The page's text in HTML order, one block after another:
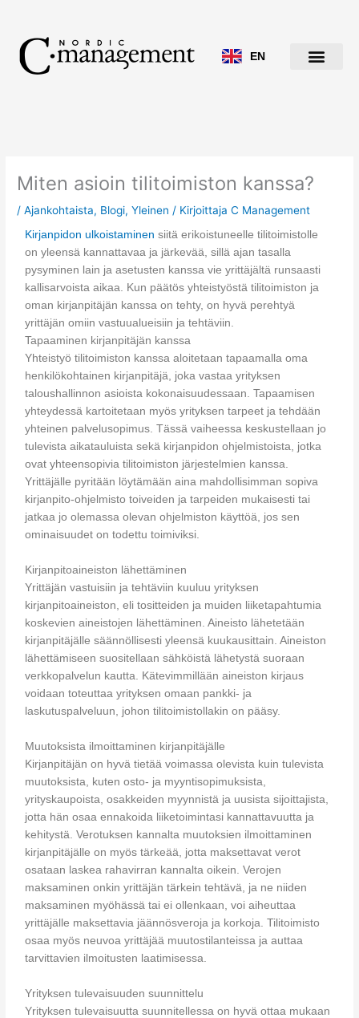
EN
Miten asioin tilitoimiston kanssa?
/Ajankohtaista, Blogi,Yleinen / KirjoittajaC Management
Kirjanpidon ulkoistaminen siitä erikoistuneelle tilitoimistolle
on yleensä kannattavaa ja järkevää, sillä ajan tasalla
pysyminen lain ja asetusten kanssa vie yrittäjältä runsaasti
kallisarvoista aikaa. Kun päätös yhteistyöstä tilitoimiston ja
oman kirjanpitäjän kanssa on tehty, on hyvä perehtyä
yrittäjän omiin vastuualueisiin ja tehtäviin.
Tapaaminen kirjanpitäjän kanssa
Yhteistyö tilitoimiston kanssa aloitetaan tapaamalla oma
henkilökohtainen kirjanpitäjä, joka vastaa yrityksen
taloushallinnon asioista kokonaisuudessaan. Tapaamisen
yhteydessä kartoitetaan myös yrityksen tarpeet ja tehdään
yhteinen palvelusopimus. Tässä vaiheessa keskustellaan jo
tulevista aikatauluista sekä kirjanpidon ohjelmistoista, jotka
ovat yhteensopivia tilitoimiston järjestelmien kanssa.
Yrittäjälle pyritään löytämään aina mahdollisimman sopiva
kirjanpito-ohjelmisto toiveiden ja tarpeiden mukaisesti tai
jatkaa jo olemassa olevan ohjelmiston käyttöä, jos sen
ominaisuudet on todettu toimiviksi.
Kirjanpitoaineiston lähettäminen
Yrittäjän vastuisiin ja tehtäviin kuuluu yrityksen
kirjanpitoaineiston, eli tositteiden ja muiden liiketapahtumia
koskevien aineistojen lähettäminen. Aineisto lähetetään
kirjanpitäjälle säännöllisesti yleensä kuukausittain. Aineiston
lähettämiseen suositellaan sähköistä lähetystä suoraan
verkkopalvelun kautta. Kätevimmillään aineiston kirjaus
voidaan toteuttaa yrityksen omaan pankki- ja
laskutuspalveluun, johon tilitoimistollakin on pääsy.
Muutoksista ilmoittaminen kirjanpitäjälle
Kirjanpitäjän on hyvä tietää voimassa olevista kuin tulevista
muutoksista, kuten osto- ja myyntisopimuksista,
yrityskaupoista, osakkeiden myynnistä ja uusista sijoittajista,
jotta hän osaa ennakoida liiketoimintasi kannattavuutta ja
kehitystä. Verotuksen kannalta muutoksien ilmoittaminen
kirjanpitäjälle on myös tärkeää, jotta maksettavat verot
osataan laskea rahavirran kannalta oikein. Verojen
maksaminen onkin yrittäjän tärkein tehtävä, ja ne niiden
maksaminen myöhässä tai ei ollenkaan, voi aiheuttaa
yrittäjälle maksettavia jäännösveroja ja korkoja. Tilitoimisto
osaa myös neuvoa yrittäjää muutostilanteissa ja auttaa
tarvittavien ilmoitusten laatimisessa.
Yrityksen tulevaisuuden suunnittelu
Yrityksen tulevaisuutta suunnitellessa on hyvä ottaa mukaan